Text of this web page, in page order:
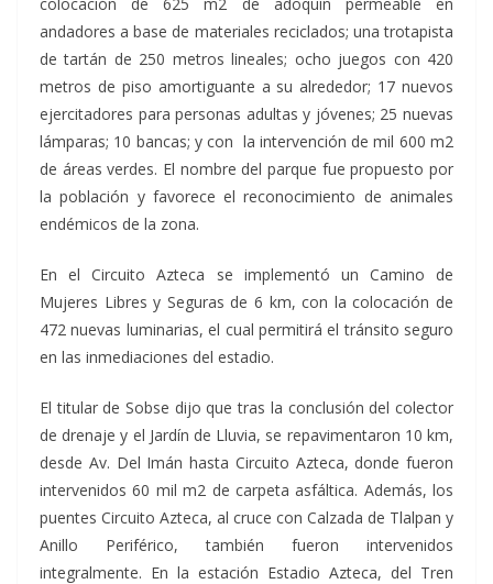
andadores a base de materiales reciclados; una trotapista
de tartán de 250 metros lineales; ocho juegos con 420
metros de piso amortiguante a su alrededor; 17 nuevos
ejercitadores para personas adultas y jóvenes; 25 nuevas
lámparas; 10 bancas; y con la intervención de mil 600 m2
de áreas verdes. El nombre del parque fue propuesto por
la población y favorece el reconocimiento de animales
endémicos de la zona.
En el Circuito Azteca se implementó un Camino de
Mujeres Libres y Seguras de 6 km, con la colocación de
472 nuevas luminarias, el cual permitirá el tránsito seguro
en las inmediaciones del estadio.
El titular de Sobse dijo que tras la conclusión del colector
de drenaje y el Jardín de Lluvia, se repavimentaron 10 km,
desde Av. Del Imán hasta Circuito Azteca, donde fueron
intervenidos 60 mil m2 de carpeta asfáltica. Además, los
puentes Circuito Azteca, al cruce con Calzada de Tlalpan y
Anillo Periférico, también fueron intervenidos
integralmente. En la estación Estadio Azteca, del Tren